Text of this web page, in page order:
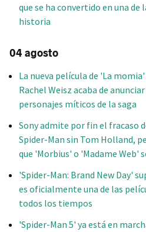
que se ha convertido en una de
historia
04 agosto
La nueva película de 'La
Rachel Weisz acaba de
personajes míticos de la saga
Sony admite por fin el fracaso
Spider-Man sin Tom Holland,
que 'Morbius' o 'Madame Web'
'Spider-Man: Brand New Day'
es oficialmente una de las
todos los tiempos
'Spider-Man 5' ya está en